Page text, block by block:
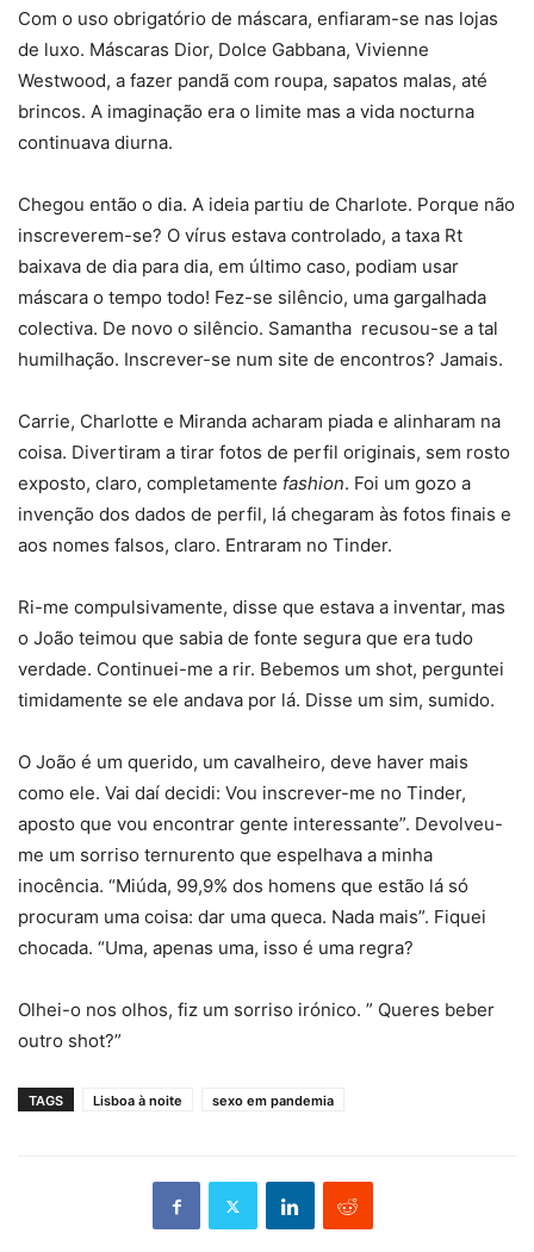
Com o uso obrigatório de máscara, enfiaram-se nas lojas
de luxo. Máscaras Dior, Dolce Gabbana, Vivienne
Westwood, a fazer pandã com roupa, sapatos malas, até
brincos. A imaginação era o limite mas a vida nocturna
continuava diurna.
Chegou então o dia. A ideia partiu de Charlote. Porque não
inscreverem-se? O vírus estava controlado, a taxa Rt
baixava de dia para dia, em último caso, podiam usar
máscara o tempo todo! Fez-se silêncio, uma gargalhada
colectiva. De novo o silêncio. Samantha recusou-se a tal
humilhação. Inscrever-se num site de encontros? Jamais.
Carrie, Charlotte e Miranda acharam piada e alinharam na
coisa. Divertiram a tirar fotos de perfil originais, sem rosto
exposto, claro, completamente fashion. Foi um gozo a
invenção dos dados de perfil, lá chegaram às fotos finais e
aos nomes falsos, claro. Entraram no Tinder.
Ri-me compulsivamente, disse que estava a inventar, mas
o João teimou que sabia de fonte segura que era tudo
verdade. Continuei-me a rir. Bebemos um shot, perguntei
timidamente se ele andava por lá. Disse um sim, sumido.
O João é um querido, um cavalheiro, deve haver mais
como ele. Vai daí decidi: Vou inscrever-me no Tinder,
aposto que vou encontrar gente interessante”. Devolveu-
me um sorriso ternurento que espelhava a minha
inocência. “Miúda, 99,9% dos homens que estão lá só
procuram uma coisa: dar uma queca. Nada mais”. Fiquei
chocada. “Uma, apenas uma, isso é uma regra?
Olhei-o nos olhos, fiz um sorriso irónico. ” Queres beber
outro shot?”
TAGS Lisboa à noite sexo em pandemia